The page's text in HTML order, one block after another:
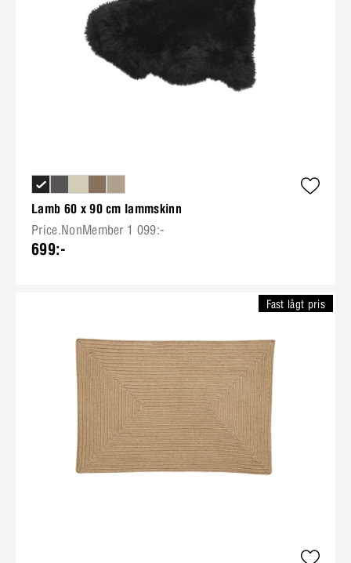
Lamb 60 x 90 cm lammskinn
Price.NonMember 1 099:-
699:-
Fast lågt pris